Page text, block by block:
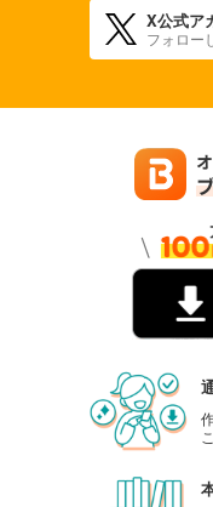
X公式ア
フォロー